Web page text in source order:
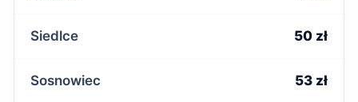
Siedlce 50 zł
Sosnowiec 53 zł